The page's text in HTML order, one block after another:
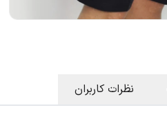
نظرات کاربران